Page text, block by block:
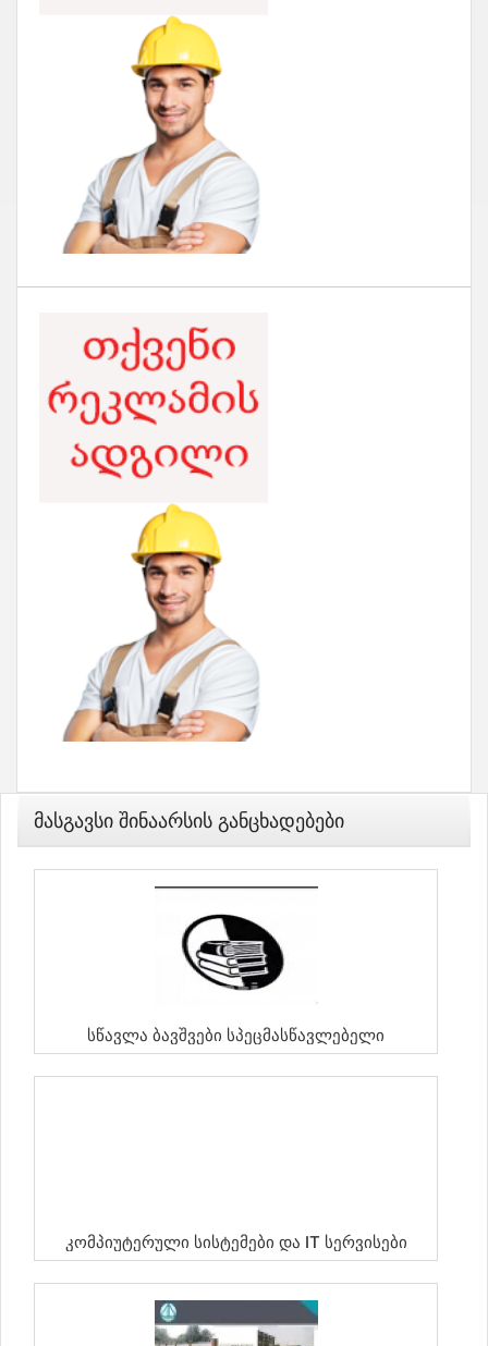
Მასგავსი Შინაარსის Განცხადებები
Სწავლა Ბავშვები Სპეცმასწავლებელი
Კომპიუტერული Სისტემები Და IT Სერვისები